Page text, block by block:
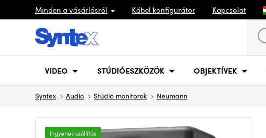
Minden a vásárlásról Kábel konfigurátor Kapcsolat
VIDEO STÚDIÓESZKÖZÖK OBJEKTÍVEK
Syntex Audio Stúdió monitorok Neumann
Ingyenes szállítás